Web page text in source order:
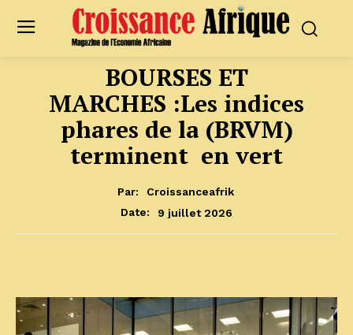
BOURSES ET
MARCHES :Les indices
phares de la (BRVM)
terminent en vert
Par:
Croissanceafrik
Date:
9 juillet 2026